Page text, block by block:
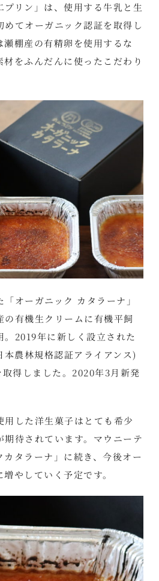
リン」は、使用する牛乳と生
めてオーガニック認証を取得し
棚産の有精卵を使用するな
材をふんだんに使ったこだわり
オーガニック カタラーナ」
の有機生クリームに有機平飼
2019年に新しく設立された
農林規格認証アライアンス)
得しました。2020年3月新発
用した洋生菓子はとても希少
期待されています。マウニーテ
カタラーナ」に続き、今後オー
やしていく予定です。